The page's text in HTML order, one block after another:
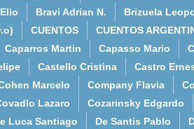
Bravi Adrian N.
Brizuela
CUENTOS
CUENTOS
Caparros Martin Capasso Mario
Castello Cristina
Castro
Marcelo Company Flavia
Lazaro
Cozarinsky Edgardo
Luca Santiago De Santis Pablo